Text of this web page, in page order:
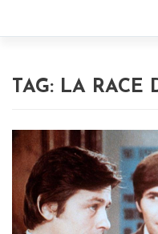
TAG: LA RACE